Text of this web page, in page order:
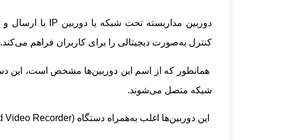
کنترل به‌صورت دیجیتالی را برای کاربران فراهم می‌کند.
شبکه متصل می‌شوند.
این دوربین‌ها اغلب به‌همراه دستگاه NVR (Netword Video Recorder) یا DVR (Digital Video Recorder) کار می‌کنند.